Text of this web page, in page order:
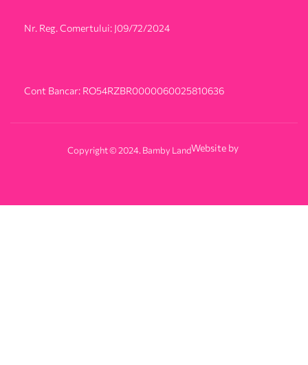
Nr. Reg. Comertului: J09/72/2024
Cont Bancar: RO54RZBR0000060025810636
Copyright © 2024. Bamby LandWebsite by